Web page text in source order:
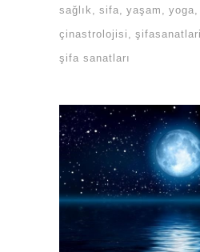
sağlık
sifa yaşam yoga
çinastrolojisi
şifasanatlari
şifa sanatları